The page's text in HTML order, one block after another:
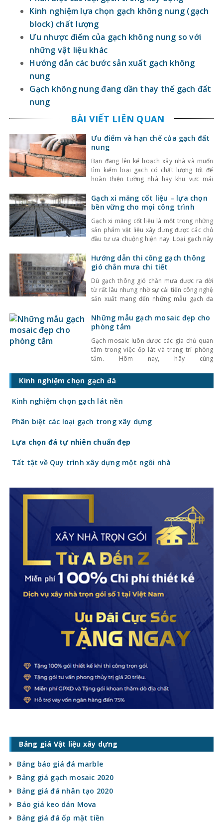
Kinh nghiệm lựa chọn gạch không nung (gạch
block) chất lượng
Ưu nhược điểm của gạch không nung so với
những vật liệu khác
Hướng dẫn các bước sản xuất gạch không
nung
Gạch không nung đang dần thay thế gạch đất
nung
BÀI VIẾT LIÊN QUAN
Ưu điểm và hạn chế của gạch đất
nung
Bạn đang lên kế hoạch xây nhà và muốn
tìm kiếm loại gạch có chất lượng tốt để
hoàn thiện tường nhà hay khu vực mái
đất nung nhưng chưa nắm rõ chủng loại
cũng như ưu điểm và hạn chế của chúng?
Gạch xi măng cốt liệu – lựa chọn
bền vững cho mọi công trình
Gạch xi măng cốt liệu là một trong những
sản phẩm vật liệu xây dựng được các chủ
đầu tư ưa chuộng hiện nay. Loại gạch này
kết bằng Xi măng sản xuất trên dây
chuyền hiện đại thân thiện với môi
Hướng dẫn thi công gạch thông
gió chắn mưa chi tiết
Dù gạch thông gió chắn mưa được ra đời
từ rất lâu nhưng nhờ sự cải tiến công nghệ
sản xuất mang đến những mẫu gạch đa
văn độc đáo, chất lượng cao nên nó vẫn
được sử dụng phổ biến đến ngày nay. Tuy
Những mẫu gạch mosaic đẹp cho
phòng tắm
Gạch mosaic luôn được các gia chủ quan
tâm trong việc ốp lát và trang trí phòng
tắm. Hôm nay, hãy cùng
gạch mosaic đẹp cho phòng tắm, chắc
chắn sẽ không làm bạn phải thất vọng.
tắm Gạch mosaic là loại
Kinh nghiệm chọn gạch đá
Kinh nghiệm chọn gạch lát nền
Phân biệt các loại gạch trong xây dựng
Lựa chọn đá tự nhiên chuẩn đẹp
Tất tật về Quy trình xây dựng một ngôi nhà
Bảng giá Vật liệu xây dựng
Bảng báo giá đá marble
Bảng giá gạch mosaic 2020
Bảng giá đá nhân tạo 2020
Báo giá keo dán Mova
Bảng giá đá ốp mặt tiền